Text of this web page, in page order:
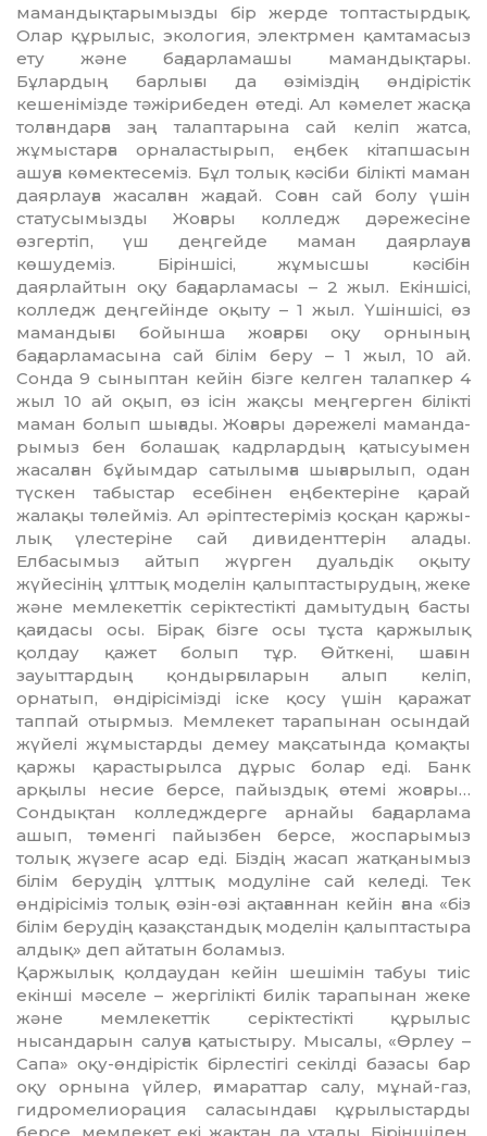
мамандықтарымызды бір жерде топтастырдық.
Олар құрылыс, экология, электрмен қамтамасыз
ету ж­ә­не бағдарламашы мамандықтары.
Бұлардың барлығы да өзіміздің өндірістік
кешенімізде тәжірибеден өтеді. Ал кә­мелет жасқа
толғандарға заң талаптары­на сай келіп жатса,
жұмыстарға орналас­тырып, еңбек кітапшасын
ашуға кө­­мек­­тесеміз. Бұл толық кәсіби білікті маман
даярлауға жасалған жағдай. Соған сай болу үшін
статусымызды Жо­ғары колледж дәрежесіне
өзгертіп, үш деңгейде маман даярлауға
көшудеміз. Біріншісі, жұмысшы кәсібін
даярлайтын оқу бағдарламасы – 2 жыл. Екіншісі,
кол­ледж деңгейінде оқыту – 1 жыл. Үшіншісі, өз
мамандығы бойынша жоғарғы оқу орнының
бағдарламасына сай білім беру – 1 жыл, 10 ай.
Сонда 9 сыныптан кейін бізге келген талапкер 4
жыл 10 ай оқып, өз ісін жақсы меңгерген білікті
маман болып шығады. Жоғары дәрежелі маман­да­
рымыз бен болашақ кадрлардың қа­тысуымен
жасалған бұйымдар саты­лым­ға шығарылып, одан
түскен табыстар есе­бінен еңбектеріне қарай
жалақы тө­лей­міз. Ал әріптестеріміз қосқан қар­жы­
лық үлестеріне сай дивиденттерін алады.
Елбасымыз айтып жүрген дуальдік оқыту
жүйесінің ұлттық моделін қалыптас­тыру­дың, жеке
және мемлекеттік серіктестікті да­мытудың басты
қағидасы осы. Бірақ бізге осы тұста қаржылық
қолдау қажет болып тұр. Өйткені, шағын
зауыттардың қондырғыларын алып келіп,
орнатып, өндірісімізді іске қосу үшін қаражат
таппай отырмыз. Мемлекет тарапынан осын­­дай
жүйелі жұмыстарды демеу мақ­сатында қомақты
қаржы қарастырылса дұрыс болар еді. Банк
арқылы несие берсе, пайыздық өтемі жоғары…
Сон­дық­тан колледждерге арнайы бағдарлама
ашып, төменгі пайызбен берсе, жоспары­мыз
толық жүзеге асар еді. Біздің жасап жат­қанымыз
білім берудің ұлттық модуліне сай келеді. Тек
өндірісіміз то­лық өзін-өзі ақтағаннан кейін ғана «біз
білім берудің қазақстандық моделін қа­лып­тастыра
алдық» деп айтатын боламыз.
Қаржылық қолдаудан кейін шешімін таб­уы тиіс
екінші мәселе – жергілікті би­лік тарапынан жеке
және мемлекеттік се­ріктестікті құрылыс
нысандарын салуға қатыстыру. Мысалы, «Өрлеу –
Сапа» оқу-өндірістік бірлестігі секілді базасы бар
оқу орнына үйлер, ғимараттар салу, мұ­най-газ,
гидромелиорация саласын­да­ғы құрылыстарды